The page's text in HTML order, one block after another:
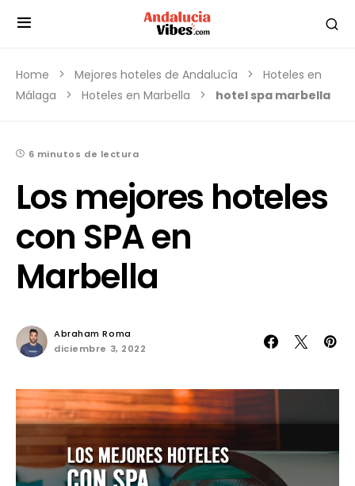
Home Mejores hoteles de Andalucía
Hoteles en
Málaga
Hoteles en Marbella hotel spa marbella
6 minutos de lectura
Los mejores hoteles
con SPA en
Marbella
Abraham Roma
diciembre 3, 2022